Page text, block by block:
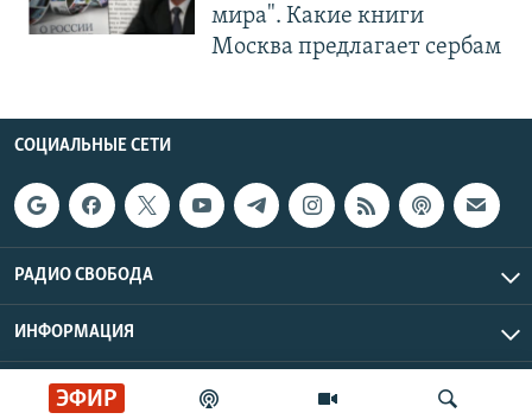
ЭФИР
мира". Какие книги
Москва предлагает сербам
СОЦИАЛЬНЫЕ СЕТИ
РАДИО СВОБОДА
ИНФОРМАЦИЯ
Радио Свобода © 2026 RFE/RL, Inc. | Все права защищены.